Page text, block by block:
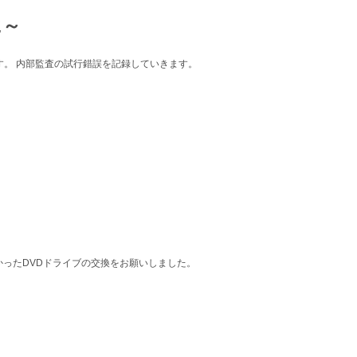
内部監査の試行錯誤を記録していきます。
たDVDドライブの交換をお願いしました。